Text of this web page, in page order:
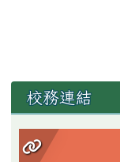
左邊區域內容
校務連結